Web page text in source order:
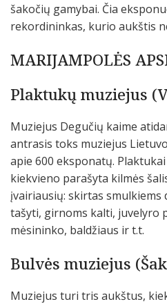
šakočių gamybai. Čia
rekordininkas, kurio aukštis
MARIJAMPOLĖS
Plaktukų muziejus
Muziejus Degučių kaime
antrasis toks muziejus
apie 600 eksponatų.
kiekvieno parašyta kilmės
įvairiausių: skirtas smulkiems
tašyti, girnoms kalti, juvelyro
mėsininko, baldžiaus ir t.t.
Bulvės muziejus
Muziejus turi tris aukštus,